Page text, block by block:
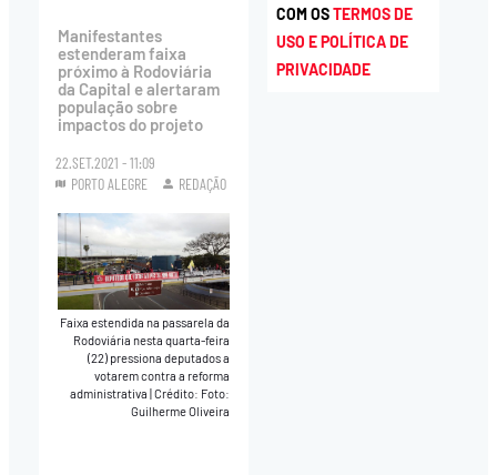
Manifestantes
estenderam faixa
próximo à Rodoviária
da Capital e alertaram
população sobre
impactos do projeto
22.SET.2021 - 11:09
PORTO ALEGRE
REDAÇÃO
Faixa estendida na passarela da
Rodoviária nesta quarta-feira
(22) pressiona deputados a
votarem contra a reforma
administrativa Crédito: Foto:
Guilherme Oliveira
COM OSTERMOS DE
USO E POLÍTICA DE
PRIVACIDADE